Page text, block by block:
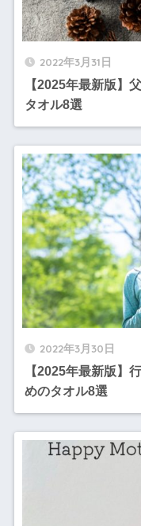
2022年3月31日
【2025年最新版】
タオル8選
2022年3月30日
【2025年最新版】
めのタオル8選